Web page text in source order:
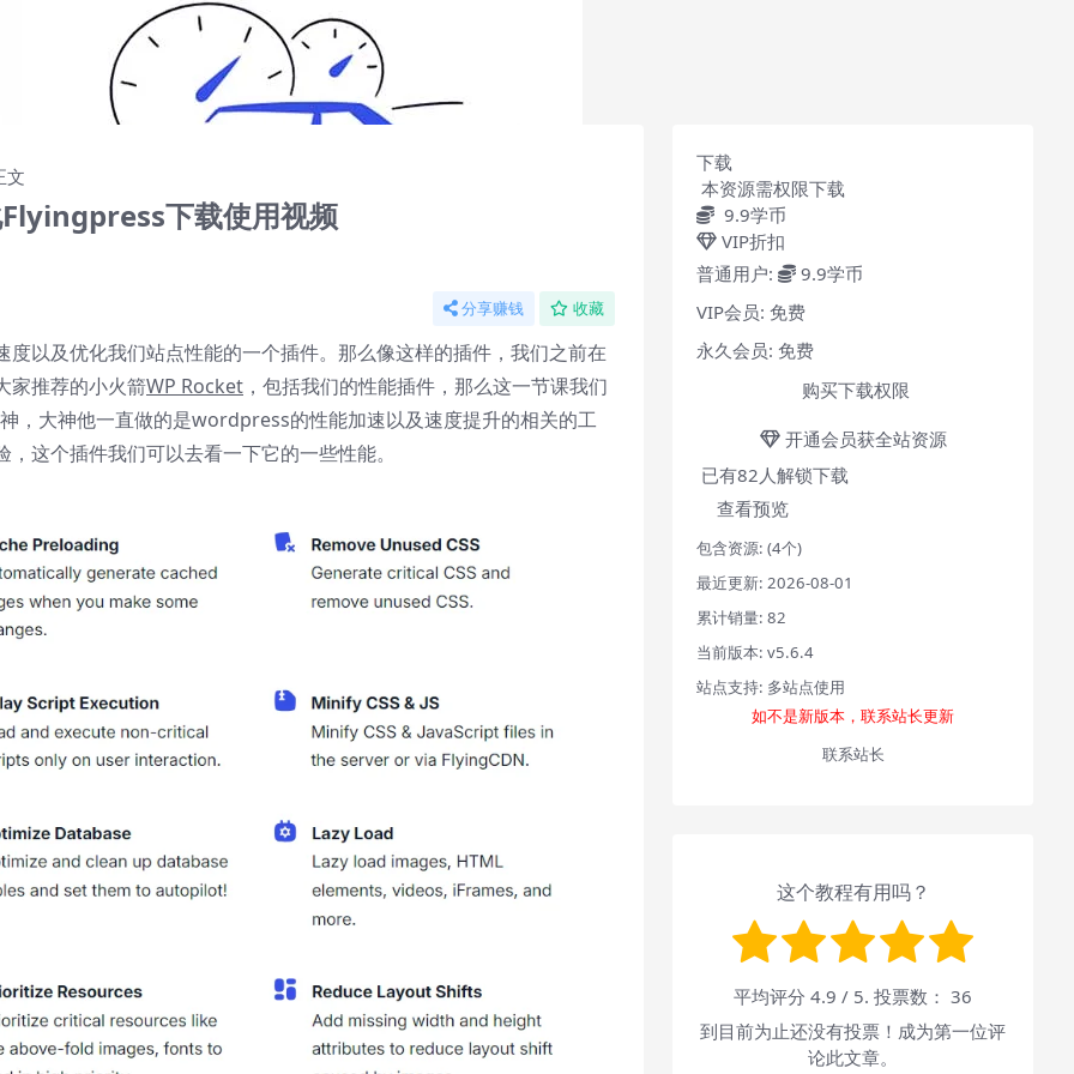
(共2集)
文
下载使用视频
分享赚钱 收藏
以及优化我们站点性能的一个插件。那么像这样的插件，我们之前在
家推荐的小火箭WP Rocket ，包括我们的性能插件，那么这一节课我们
，大神他一直做的是wordpress的性能加速以及速度提升的相关的工
这个插件我们可以去看一下它的一些性能。
下载
本资源需权限下载
9.9学币
VIP折扣
普通用户:
9.9学币
VIP会员: 免费
永久会员: 免费
购买下载权限
开通会员获全站资源
已有82 人解锁下载
查看预览
包含资源: (4个)
最近更新: 2026-08-01
累计销量: 82
当前版本: v5.6.4
站点支持: 多站点使用
如不是新版本，联系站长更新
联系站长
这个教程有用吗？
平均评分 4.9 / 5. 投票数： 36
到目前为止还没有投票！成为第一位评
论此文章。